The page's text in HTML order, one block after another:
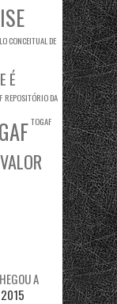
CONCEITUAL DE
É
REPOSITÓRIO DA
TOGAF
VALOR
A